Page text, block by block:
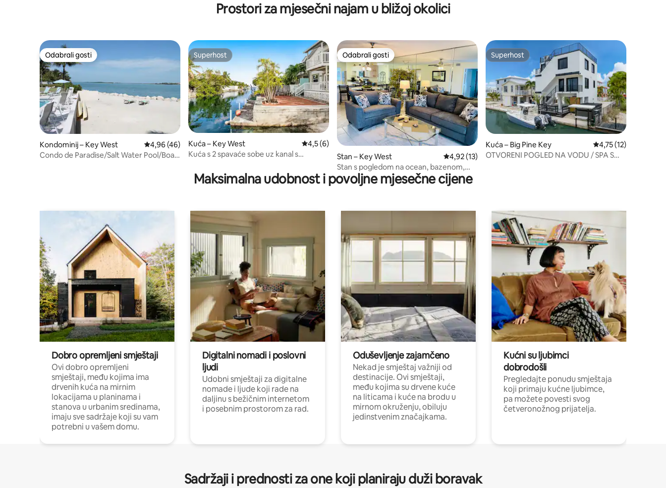
Prostori za mjesečni najam u bližoj okolici
Odabrali gosti
Odabrali gosti
Kondominij – Key West Prosječna ocjena: 4,96/5, recenzija: 46
4,96 (46)
Condo de Paradise/Salt Water Pool/Boat
Superhost
Superhost
Kuća – Key West Prosječna ocjena: 4,5/5, recenzija: 6
4,5 (6)
Kuća s 2 spavaće sobe uz kanal s
Odabrali gosti
Odabrali gosti
Stan – Key West Prosječna ocjena: 4,92/5, recenzija: 13
4,92 (13)
Stan s pogledom na ocean, bazenom,
jacuzzijem i teniskim terenom
Superhost
Superhost
Kuća – Big Pine Key Prosječna ocjena:
4,75 (12)
OTVORENI POGLED NA VODU / SPA S
Maksimalna udobnost i povoljne mjesečne cijene
Dobro opremljeni smještaji
Ovi dobro opremljeni
smještaji, među kojima ima
drvenih kuća na mirnim
lokacijama u planinama i
stanova u urbanim sredinama,
imaju sve sadržaje koji su vam
potrebni u vašem domu.
Digitalni nomadi i poslovni
ljudi
Udobni smještaji za digitalne
nomade i ljude koji rade na
daljinu s bežičnim internetom
i posebnim prostorom za rad.
Oduševljenje zajamčeno
Nekad je smještaj važniji od
destinacije. Ovi smještaji,
među kojima su drvene kuće
na liticama i kuće na brodu u
mirnom okruženju, obiluju
jedinstvenim značajkama.
Kućni su ljubimci
dobrodošli
Pregledajte ponudu smještaja
koji primaju kućne ljubimce,
pa možete povesti svog
četveronožnog prijatelja.
Sadržaji i prednosti za one koji planiraju duži boravak